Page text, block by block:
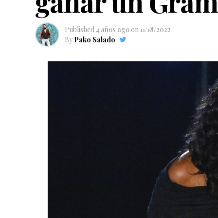
Published4 años ago on 11/18/2022
By Pako Salado